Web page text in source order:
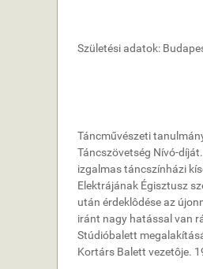
Születési adatok:
Táncművészeti
Táncszövetség Nívó-
izgalmas táncszínházi
Elektrájának Égisztusz
után érdeklôdése az
iránt nagy hatással van
Stúdióbalett
Kortárs Balett vezetôje.